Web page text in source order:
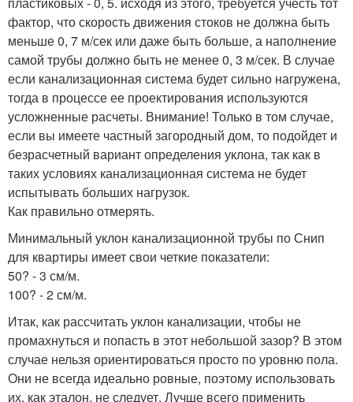
фактор, что скорость движения стоков не должна быть
меньше 0, 7 м/сек или даже быть больше, а наполнение
самой трубы должно быть не менее 0, 3 м/сек. В случае
если канализационная система будет сильно нагружена,
тогда в процессе ее проектирования используются
усложненные расчеты. Внимание! Только в том случае,
если вы имеете частный загородный дом, то подойдет и
безрасчетный вариант определения уклона, так как в
таких условиях канализационная система не будет
испытывать больших нагрузок.
Как правильно отмерять.
Минимальный уклон канализационной трубы по Снип
для квартиры имеет свои четкие показатели:
50? - 3 см/м.
100? - 2 см/м.
Итак, как рассчитать уклон канализации, чтобы не
промахнуться и попасть в этот небольшой зазор? В этом
случае нельзя ориентироваться просто по уровню пола.
Они не всегда идеально ровные, поэтому использовать
их, как эталон, не следует. Лучше всего применить